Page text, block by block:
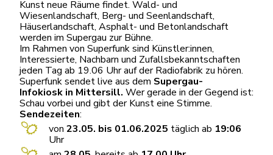
Kunst neue Räume findet. Wald- und
Wiesenlandschaft, Berg- und Seenlandschaft,
Häuserlandschaft, Asphalt- und Betonlandschaft
werden im Supergau zur Bühne.
Im Rahmen von Superfunk sind Künstler:innen,
Interessierte, Nachbarn und Zufallsbekanntschaften
jeden Tag ab 19.06 Uhr auf der Radiofabrik zu hören.
Superfunk sendet live aus dem Supergau-
Infokiosk in Mittersill. Wer gerade in der Gegend ist:
Schau vorbei und gibt der Kunst eine Stimme.
Sendezeiten:
von 23.05. bis 01.06.2025 täglich ab 19:06
Uhr